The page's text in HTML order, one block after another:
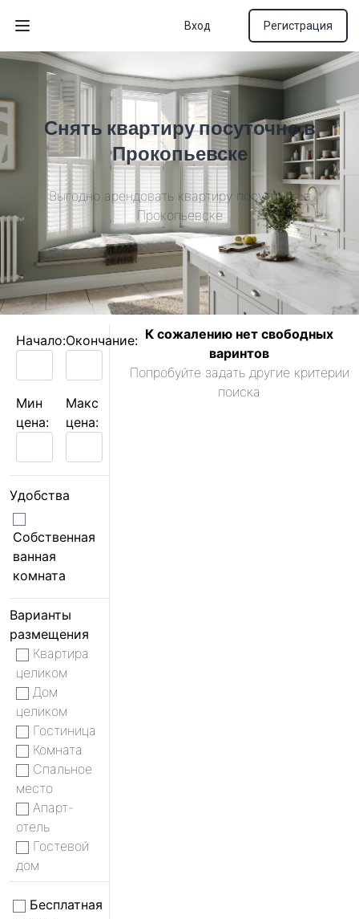
Открыть меню
Вход Регистрация
Снять квартиру посуточно в
Прокопьевске
Выгодно арендовать квартиру посуточно в
Прокопьевске
Начало:Окончание:
Мин
цена:
Макс
цена:
Удобства
Собственная
ванная
комната
Варианты
размещения
Квартира
целиком
Дом
целиком
Гостиница
Комната
Спальное
место
Апарт-
отель
Гостевой
дом
Бесплатная
К сожалению нет свободных
варинтов
Попробуйте задать другие критерии
поиска